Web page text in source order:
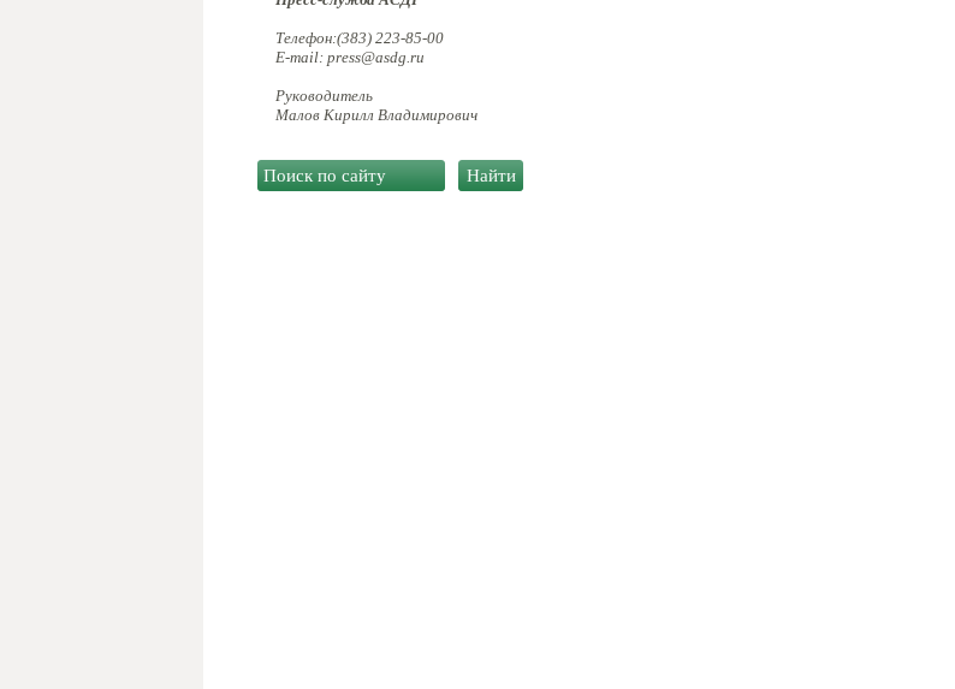
Телефон:(383) 223-85-00
E-mail: press@asdg.ru
Руководитель
Малов Кирилл Владимирович